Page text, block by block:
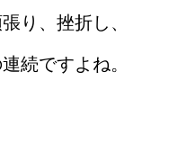
り、挫折し、
続ですよね。